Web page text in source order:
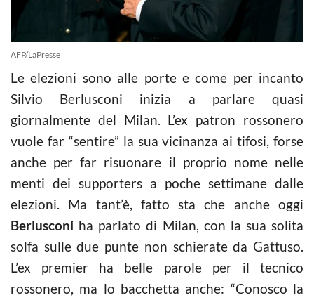
AFP/LaPresse
Le elezioni sono alle porte e come per incanto
Silvio Berlusconi inizia a parlare quasi
giornalmente del Milan. L’ex patron rossonero
vuole far “sentire” la sua vicinanza ai tifosi, forse
anche per far risuonare il proprio nome nelle
menti dei supporters a poche settimane dalle
elezioni. Ma tant’è, fatto sta che anche oggi
Berlusconi ha parlato di Milan, con la sua solita
solfa sulle due punte non schierate da Gattuso.
L’ex premier ha belle parole per il tecnico
rossonero, ma lo bacchetta anche: “Conosco la